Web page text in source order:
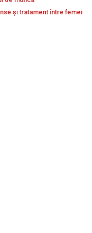
și tratament între femei